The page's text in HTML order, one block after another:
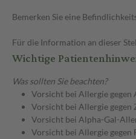
Bemerken Sie eine
Für die Information an dieser
Wichtige
Was sollten Sie beachten?
Vorsicht bei Allergie gegen
Vorsicht bei Allergie gegen
Vorsicht bei Alpha-Gal-
Vorsicht bei Allergie gegen